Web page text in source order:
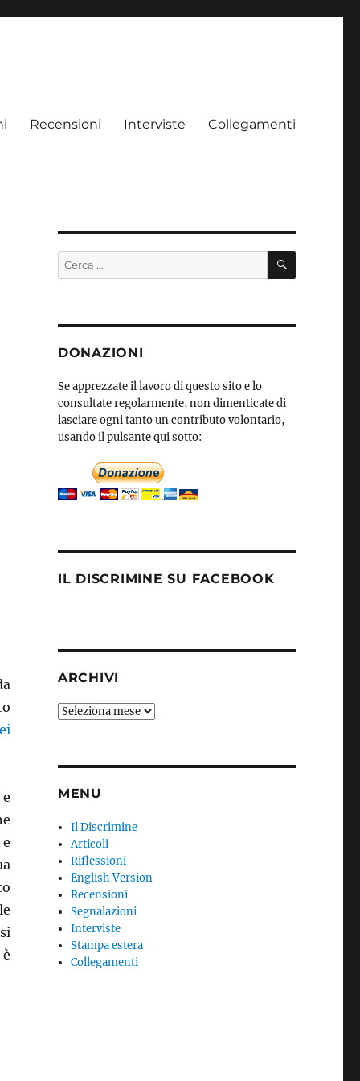
Recensioni Interviste Collegamenti
Cerca: CERCA
DONAZIONI
Se apprezzate il lavoro di questo sito e lo
consultate regolarmente, non dimenticate di
lasciare ogni tanto un contributo volontario,
usando il pulsante qui sotto:
IL DISCRIMINE SU FACEBOOK
ARCHIVI
Archivi
MENU
Il Discrimine
Articoli
Riflessioni
English Version
Recensioni
Segnalazioni
Interviste
Stampa estera
Collegamenti